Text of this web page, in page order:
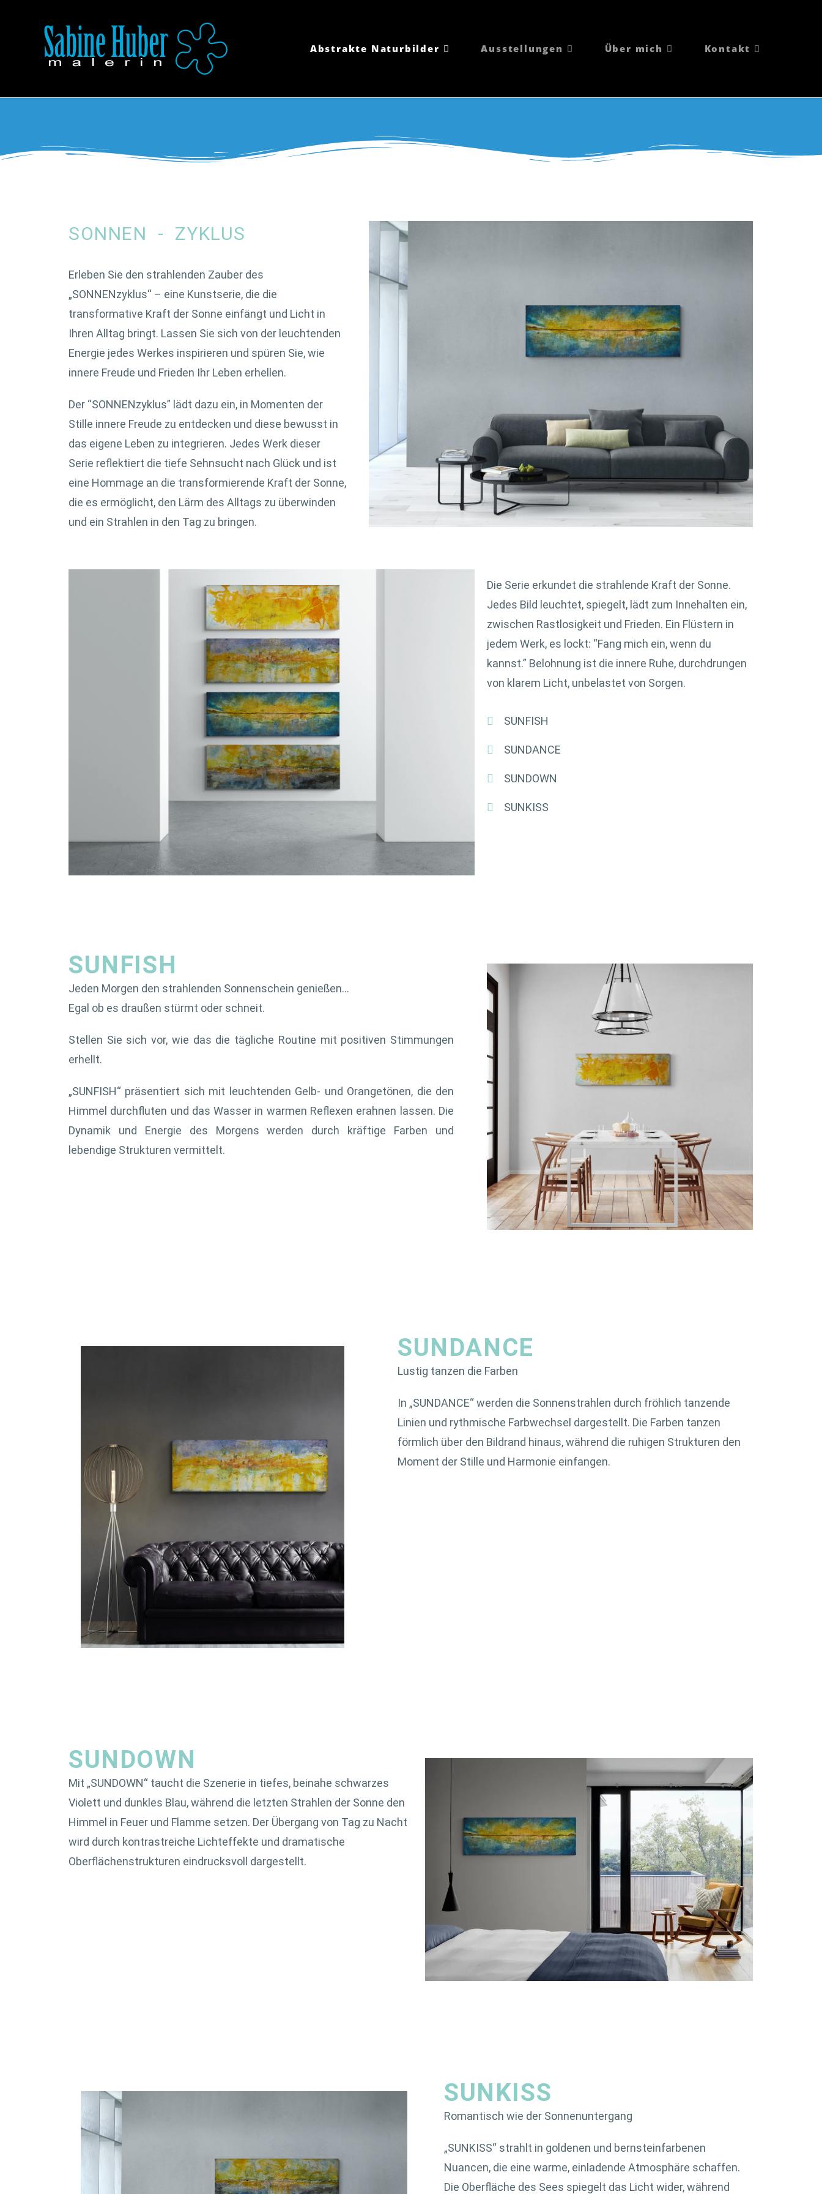
Abstrakte Naturbilder Ausstellungen Über mich Kontakt
SONNEN - ZYKLUS
Erleben Sie den strahlenden Zauber des
„SONNENzyklus“ – eine Kunstserie, die die
transformative Kraft der Sonne einfängt und Licht in
Ihren Alltag bringt. Lassen Sie sich von der leuchtenden
Energie jedes Werkes inspirieren und spüren Sie, wie
innere Freude und Frieden Ihr Leben erhellen.
Der “SONNENzyklus” lädt dazu ein, in Momenten der
Stille innere Freude zu entdecken und diese bewusst in
das eigene Leben zu integrieren. Jedes Werk dieser
Serie reflektiert die tiefe Sehnsucht nach Glück und ist
eine Hommage an die transformierende Kraft der Sonne,
die es ermöglicht, den Lärm des Alltags zu überwinden
und ein Strahlen in den Tag zu bringen.
Die Serie erkundet die strahlende Kraft der Sonne.
Jedes Bild leuchtet, spiegelt, lädt zum Innehalten ein,
zwischen Rastlosigkeit und Frieden. Ein Flüstern in
jedem Werk, es lockt: “Fang mich ein, wenn du
kannst.” Belohnung ist die innere Ruhe, durchdrungen
von klarem Licht, unbelastet von Sorgen.
SUNFISH
SUNDANCE
SUNDOWN
SUNKISS
SUNFISH
Jeden Morgen den strahlenden Sonnenschein genießen…
Egal ob es draußen stürmt oder schneit.
Stellen Sie sich vor, wie das die tägliche Routine mit positiven Stimmungen
erhellt.
„SUNFISH“ präsentiert sich mit leuchtenden Gelb- und Orangetönen, die den
Himmel durchfluten und das Wasser in warmen Reflexen erahnen lassen. Die
Dynamik und Energie des Morgens werden durch kräftige Farben und
lebendige Strukturen vermittelt.
SUNDANCE
Lustig tanzen die Farben
In „SUNDANCE“ werden die Sonnenstrahlen durch fröhlich tanzende
Linien und rythmische Farbwechsel dargestellt. Die Farben tanzen
förmlich über den Bildrand hinaus, während die ruhigen Strukturen den
Moment der Stille und Harmonie einfangen.
SUNDOWN
Mit „SUNDOWN“ taucht die Szenerie in tiefes, beinahe schwarzes
Violett und dunkles Blau, während die letzten Strahlen der Sonne den
Himmel in Feuer und Flamme setzen. Der Übergang von Tag zu Nacht
wird durch kontrastreiche Lichteffekte und dramatische
Oberflächenstrukturen eindrucksvoll dargestellt.
SUNKISS
Romantisch wie der Sonnenuntergang
„SUNKISS“ strahlt in goldenen und bernsteinfarbenen
Nuancen, die eine warme, einladende Atmosphäre schaffen.
Die Oberfläche des Sees spiegelt das Licht wider, während